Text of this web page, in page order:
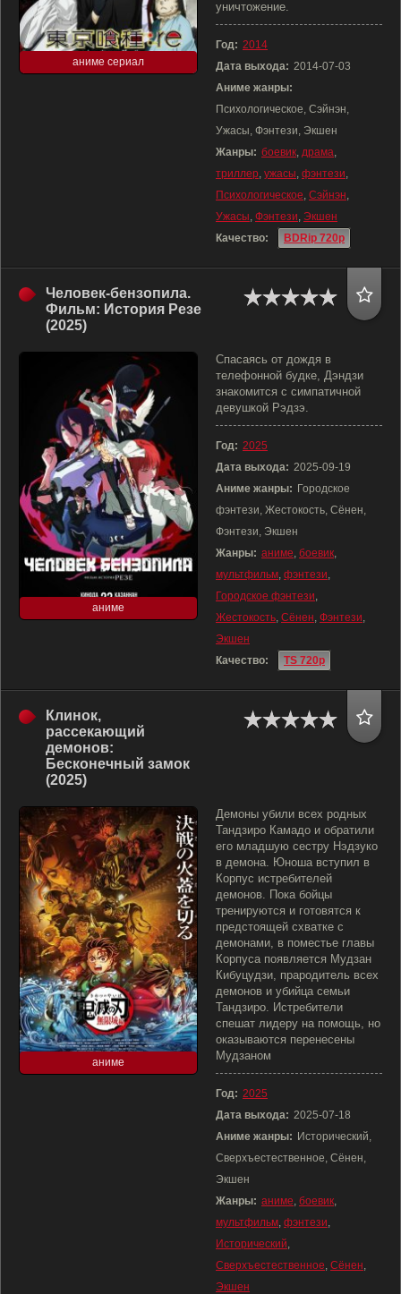
аниме сериал
уничтожение.
Год: 2014
Дата выхода: 2014-07-03
Аниме жанры:
Психологическое, Сэйнэн,
Ужасы, Фэнтези, Экшен
Жанры: боевик, драма,
триллер, ужасы, фэнтези,
Психологическое, Сэйнэн,
Ужасы, Фэнтези, Экшен
Качество:
BDRip 720p
Человек-бензопила.
Фильм: История Резе
(2025)
аниме
Спасаясь от дождя в
телефонной будке, Дэндзи
знакомится с симпатичной
девушкой Рэдзэ.
Год: 2025
Дата выхода: 2025-09-19
Аниме жанры: Городское
фэнтези, Жестокость, Сёнен,
Фэнтези, Экшен
Жанры: аниме, боевик,
мультфильм, фэнтези,
Городское фэнтези,
Жестокость, Сёнен, Фэнтези,
Экшен
Качество:
TS 720p
Клинок,
рассекающий
демонов:
Бесконечный замок
(2025)
аниме
Демоны убили всех родных
Тандзиро Камадо и обратили
его младшую сестру Нэдзуко
в демона. Юноша вступил в
Корпус истребителей
демонов. Пока бойцы
тренируются и готовятся к
предстоящей схватке с
демонами, в поместье главы
Корпуса появляется Мудзан
Кибуцудзи, прародитель всех
демонов и убийца семьи
Тандзиро. Истребители
спешат лидеру на помощь, но
оказываются перенесены
Мудзаном
Год: 2025
Дата выхода: 2025-07-18
Аниме жанры: Исторический,
Сверхъестественное, Сёнен,
Экшен
Жанры: аниме, боевик,
мультфильм, фэнтези,
Исторический,
Сверхъестественное, Сёнен,
Экшен